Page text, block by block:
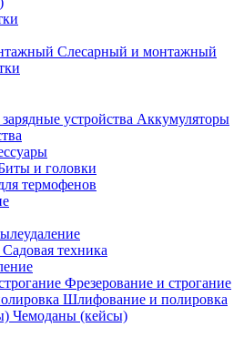
Слесарный и монтажный
Аккумуляторы
и головки
термофенов
Садовая техника
Фрезерование и строгание
Шлифование и полировка
Чемоданы (кейсы)